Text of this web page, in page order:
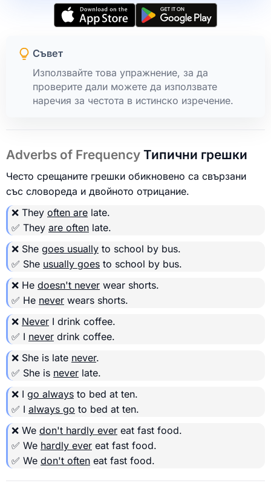
Съвет
Използвайте това упражнение, за да
проверите дали можете да използвате
наречия за честота в истинско изречение.
Adverbs of Frequency Типични грешки
Често срещаните грешки обикновено са свързани
със словореда и двойното отрицание.
❌ They often are late.
✅ They are often late.
❌ She goes usually to school by bus.
✅ She usually goes to school by bus.
❌ He doesn't never wear shorts.
✅ He never wears shorts.
❌ Never I drink coffee.
✅ I never drink coffee.
❌ She is late never.
✅ She is never late.
❌ I go always to bed at ten.
✅ I always go to bed at ten.
❌ We don't hardly ever eat fast food.
✅ We hardly ever eat fast food.
✅ We don't often eat fast food.